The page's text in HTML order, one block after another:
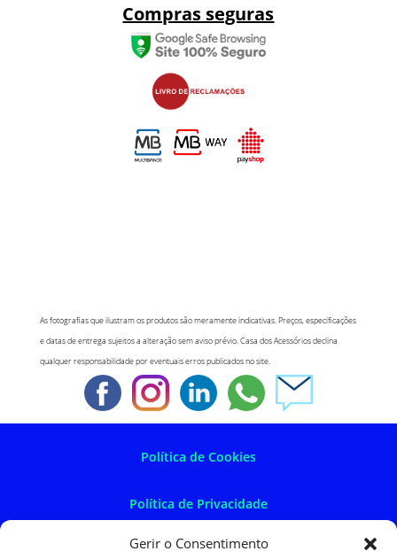
Gerir o Consentimento
Compras seguras
As fotografias que ilustram os produtos são meramente indicativas. Preços, especificações
e datas de entrega sujeitos a alteração sem aviso prévio. Casa dos Acessórios declina
qualquer responsabilidade por eventuais erros publicados no site.
Política de Cookies
Política de Privacidade
Política de Devoluções